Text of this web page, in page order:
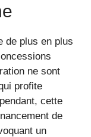
de plus en plus
ne sont
profite
cette
de
un